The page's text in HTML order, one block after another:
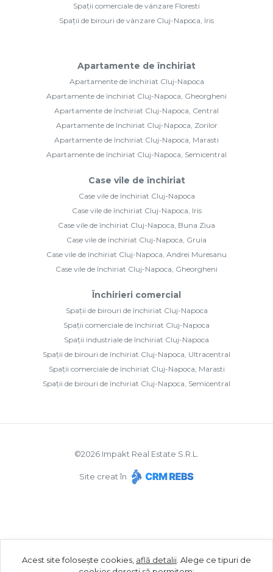
Spații comerciale de vânzare Floresti
Spații de birouri de vânzare Cluj-Napoca, Iris
Apartamente de închiriat
Apartamente de închiriat Cluj-Napoca
Apartamente de închiriat Cluj-Napoca, Gheorgheni
Apartamente de închiriat Cluj-Napoca, Central
Apartamente de închiriat Cluj-Napoca, Zorilor
Apartamente de închiriat Cluj-Napoca, Marasti
Apartamente de închiriat Cluj-Napoca, Semicentral
Case vile de închiriat
Case vile de închiriat Cluj-Napoca
Case vile de închiriat Cluj-Napoca, Iris
Case vile de închiriat Cluj-Napoca, Buna Ziua
Case vile de închiriat Cluj-Napoca, Gruia
Case vile de închiriat Cluj-Napoca, Andrei Muresanu
Case vile de închiriat Cluj-Napoca, Gheorgheni
Închirieri comercial
Spații de birouri de închiriat Cluj-Napoca
Spații comerciale de închiriat Cluj-Napoca
Spații industriale de închiriat Cluj-Napoca
Spații de birouri de închiriat Cluj-Napoca, Ultracentral
Spații comerciale de închiriat Cluj-Napoca, Marasti
Spații de birouri de închiriat Cluj-Napoca, Semicentral
©2026 Impakt Real Estate S.R.L.
Site creat în
Acest site folosește cookies, află detalii Alege ce tipuri de